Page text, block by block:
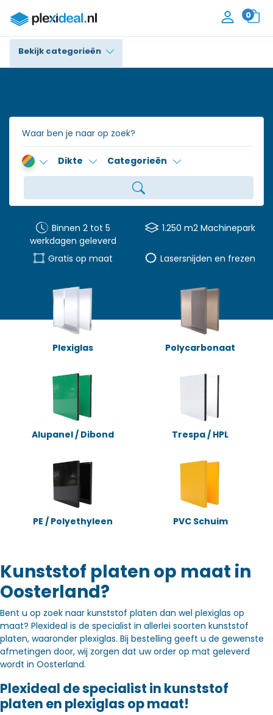
0
Bekijk categorieën
Trespa® / HPL
Alupanel / Dibond®
Accessoires
Dikte Categorieën
Binnen 2 tot 5
werkdagen geleverd
1.250 m2 Machinepark
Gratis op maat Lasersnijden en frezen
Plexiglas Polycarbonaat
Alupanel / Dibond Trespa / HPL
PE / Polyethyleen PVC Schuim
Kunststof platen op maat in
Oosterland?
Bent u op zoek naar kunststof platen dan wel plexiglas op
maat? Plexideal is de specialist in allerlei soorten kunststof
platen, waaronder plexiglas. Bij bestelling geeft u de gewenste
afmetingen door, wij zorgen dat uw order op mat geleverd
wordt in Oosterland.
Plexideal de specialist in kunststof
platen en plexiglas op maat!